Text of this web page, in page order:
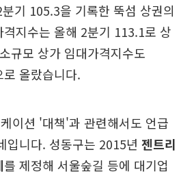
기 105.3을 기록한 뚝섬 상권의
지수는 올해 2분기 113.1로 상
규모 상가 임대가격지수도
올랐습니다.
이션 '대책'과 관련해서도 언급
입니다. 성동구는 2015년 젠트리
를 제정해 서울숲길 등에 대기업